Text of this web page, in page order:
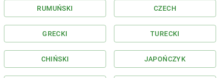
RUMUŃSKI CZECH
GRECKI TURECKI
CHIŃSKI JAPOŃCZYK